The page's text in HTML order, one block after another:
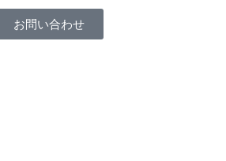
お問い合わせ